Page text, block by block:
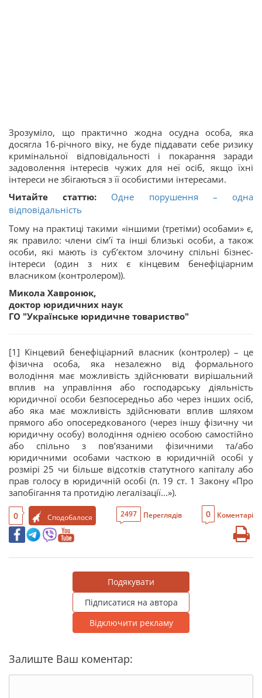
Зрозуміло, що практично жодна осудна особа, яка
досягла 16-річного віку, не буде піддавати себе ризику
кримінальної відповідальності і покарання заради
задоволення інтересів чужих для неї осіб, якщо їхні
інтереси не збігаються з її особистими інтересами.
Читайте статтю: Одне порушення – одна
відповідальність
Тому на практиці такими «іншими (третіми) особами» є,
як правило: члени сім’ї та інші близькі особи, а також
особи, які мають із суб’єктом злочину спільні бізнес-
інтереси (один з них є кінцевим бенефіціарним
власником (контролером)).
Микола Хавронюк,
доктор юридичних наук
ГО "Українське юридичне товариство"
[1] Кінцевий бенефіціарний власник (контролер) – це
фізична особа, яка незалежно від формального
володіння має можливість здійснювати вирішальний
вплив на управління або господарську діяльність
юридичної особи безпосередньо або через інших осіб,
або яка має можливість здійснювати вплив шляхом
прямого або опосередкованого (через іншу фізичну чи
юридичну особу) володіння однією особою самостійно
або спільно з пов’язаними фізичними та/або
юридичними особами часткою в юридичній особі у
розмірі 25 чи більше відсотків статутного капіталу або
прав голосу в юридичній особі (п. 19 ст. 1 Закону «Про
запобігання та протидію легалізації...»).
0 Сподобалося 2497 Переглядів 0 Коментарі
Подякувати
Підписатися на автора
Відключити рекламу
Залиште Ваш коментар: